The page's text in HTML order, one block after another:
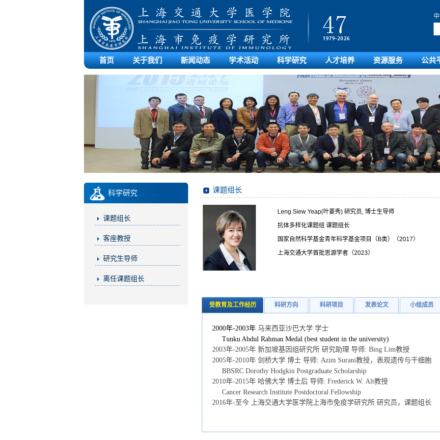
首页 关于我们 新闻动态 学术活动 科学研究 人才培养 资源服务 公共
科学研究
课题组长
客座教授
研究生导师
离任课题组长
课题组长
Leng Siew Yeap(叶菱秀) 研究员, 博士生导师
抗体多样化课题组 课题组长
国家自然科学基金青年科学基金项目（B类）（2017）
上海交通大学首批思源学者（2023）
受教育及工作经历 科研方向 科研项目 发表论文 小组成员
2000年-2003年 马来西亚沙巴大学 学士
Tunku Abdul Rahman Medal (best student in the university)
2003年-2005年 新加坡基因组研究所 研究助理 导师: Bing Lim教授
2005年-2010年 剑桥大学 博士 导师: Azim Surani教授，表观遗传与干细胞
BBSRC Dorothy Hodgkin Postgraduate Scholarship
2010年-2015年 哈佛大学 博士后 导师: Frederick W. Alt教授
Cancer Research Institute Postdoctoral Fellowship
2016年-至今 上海交通大学医学院上海市免疫学研究所 研究员，课题组长